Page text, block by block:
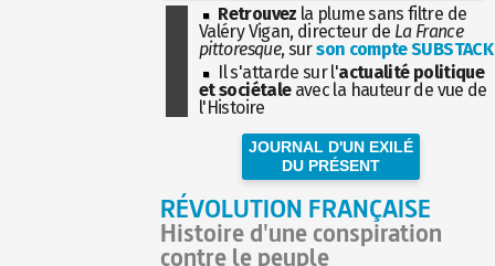
Retrouvez la plume sans filtre de
Valéry Vigan, directeur de La France
pittoresque, surson compte SUBSTACK
Il s'attarde sur l'actualité politique
et sociétaleavec la hauteur de vue de
l'Histoire
JOURNAL D'UN EXILÉ
DU PRÉSENT
RÉVOLUTION FRANÇAISE
Histoire d'une conspiration
contre le peuple